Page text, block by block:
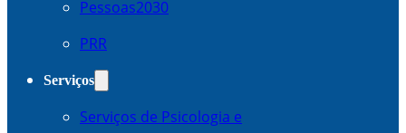
Pessoas2030
PRR
Serviços
Serviços de Psicologia e